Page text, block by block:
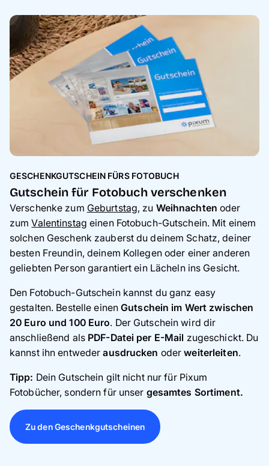
GESCHENKGUTSCHEIN FÜRS FOTOBUCH
Gutschein für Fotobuch verschenken
Verschenke zum Geburtstag, zu Weihnachten oder
zumValentinstag einen Fotobuch-Gutschein. Mit einem
solchen Geschenk zauberst du deinem Schatz, deiner
besten Freundin, deinem Kollegen oder einer anderen
geliebten Person garantiert ein Lächeln ins Gesicht.
Den Fotobuch-Gutschein kannst du ganz easy
gestalten. Bestelle einenGutschein im Wert zwischen
20 Euro und 100 Euro. Der Gutschein wird dir
anschließend als PDF-Datei per E-Mail zugeschickt. Du
kannst ihn entwederausdrucken oderweiterleiten.
Tipp: Dein Gutschein gilt nicht nur für Pixum
Fotobücher, sondern für unser gesamtes Sortiment.
Zu den Geschenkgutscheinen